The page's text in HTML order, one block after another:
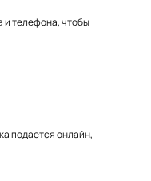
и телефона, чтобы
подается онлайн,